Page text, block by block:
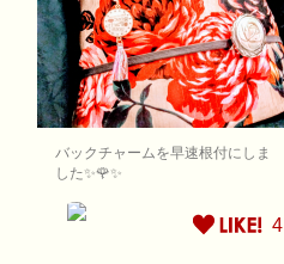
バックチャームを早速根付にしま
した✨🌹✨
4